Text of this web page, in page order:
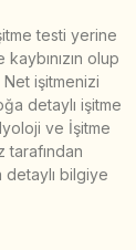
testi yerine
olup
Net işitmenizi
detaylı işitme
ve İşitme
tarafından
detaylı bilgiye